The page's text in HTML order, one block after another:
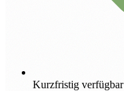
Kurzfristig verfügbar